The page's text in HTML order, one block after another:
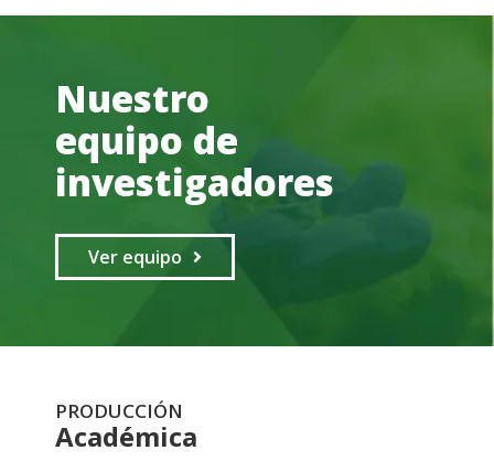
Nuestro
equipo de
investigadores
Ver equipo
PRODUCCIÓN
Académica